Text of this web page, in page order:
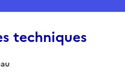
techniques